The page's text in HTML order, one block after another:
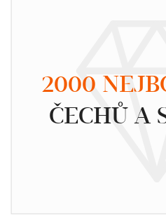
2000
ČECHŮ A